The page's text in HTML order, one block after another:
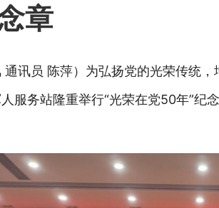
章
通讯员 陈萍）为弘扬党的光荣传统
服务站隆重举行“光荣在党50年”纪